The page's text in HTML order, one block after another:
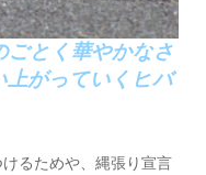
ごとく華やかなさ
上がっていくヒバ
るためや、縄張り宣言